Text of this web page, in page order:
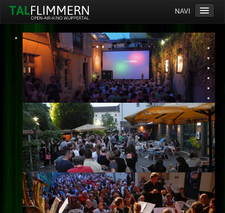
NAVI
Home
Programm
Service
Ticketinfos
Ort
Anreise
Wetter
Kinogutschein
Konzept
Archiv
Kontakt